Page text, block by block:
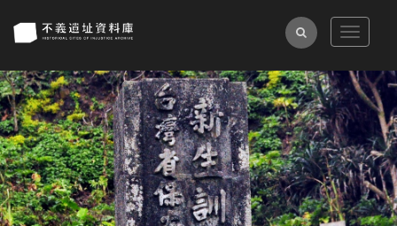
到
要
內
容
區
塊
全
檢
索
Toggle
上
一
張
下
一
張